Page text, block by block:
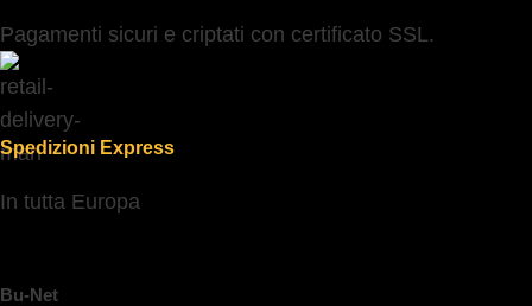
Pagamenti sicuri e criptati con certificato SSL.
Spedizioni Express
In tutta Europa
Bu-Net